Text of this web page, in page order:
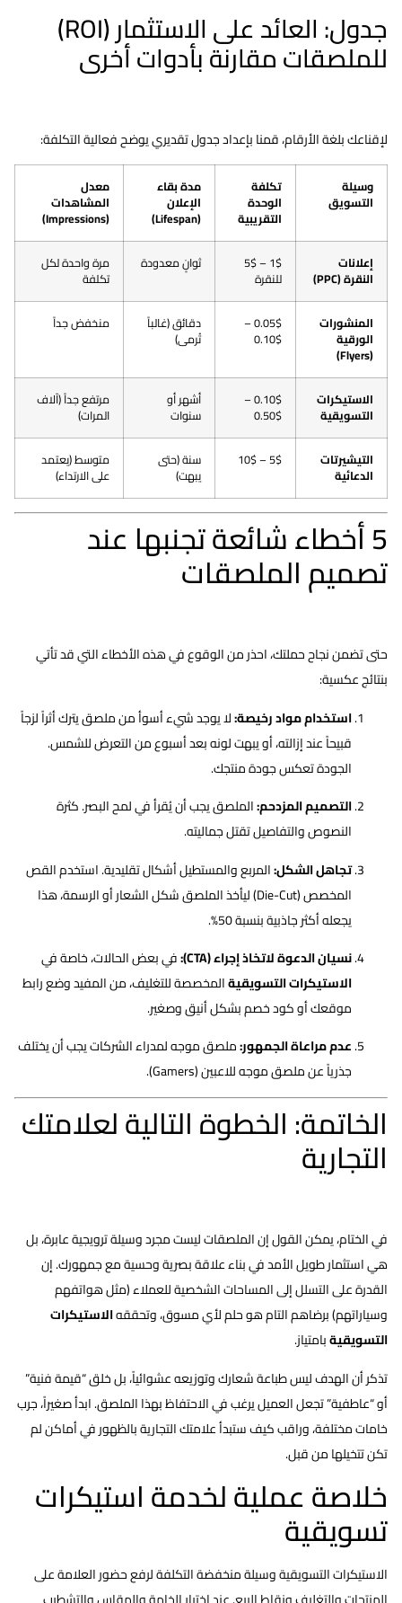
جدول: العائد على الاستثمار (ROI)
للملصقات مقارنة بأدوات أخرى
لإقناعك بلغة الأرقام، قمنا بإعداد جدول تقديري يوضح فعالية التكلفة:
وسيلة
التسويق
تكلفة
الوحدة
التقريبية
مدة بقاء
الإعلان
(Lifespan)
معدل
المشاهدات
(Impressions)
إعلانات
النقرة (PPC)
1$ – 5$
للنقرة
ثوانٍ معدودة مرة واحدة لكل
تكلفة
المنشورات
الورقية
(Flyers)
0.05$ –
0.10$
دقائق (غالباً
تُرمى)
منخفض جداً
اﻻﺳﺘﻴﻜﺮات
التسويقية
0.10$ –
0.50$
أشهر أو
سنوات
مرتفع جداً (آلاف
المرات)
التيشيرتات
الدعائية
5$ – 10$ سنة (حتى
يبهت)
متوسط (يعتمد
على الارتداء)
5 أخطاء شائعة تجنبها عند
تصميم الملصقات
حتى تضمن نجاح حملتك، احذر من الوقوع في هذه الأخطاء التي قد تأتي
بنتائج عكسية:
استخدام مواد رخيصة:لا يوجد شيء أسوأ من ملصق يترك أثراً لزجاً
قبيحاً عند إزالته، أو يبهت لونه بعد أسبوع من التعرض للشمس.
الجودة تعكس جودة منتجك.
التصميم المزدحم:الملصق يجب أن يُقرأ في لمح البصر. كثرة
النصوص والتفاصيل تقتل جماليته.
تجاهل الشكل:المربع والمستطيل أشكال تقليدية. استخدم القص
المخصص (Die-Cut) ليأخذ الملصق شكل الشعار أو الرسمة، هذا
يجعله أكثر جاذبية بنسبة 50%.
نسيان الدعوة لاتخاذ إجراء (CTA):
في بعض الحالات، خاصة في
اﻻﺳﺘﻴﻜﺮات التسويقيةالمخصصة للتغليف، من المفيد وضع رابط
موقعك أو كود خصم بشكل أنيق وصغير.
عدم مراعاة الجمهور:ملصق موجه لمدراء الشركات يجب أن يختلف
جذرياً عن ملصق موجه للاعبين (Gamers).
الخاتمة: الخطوة التالية لعلامتك
التجارية
في الختام، يمكن القول إن الملصقات ليست مجرد وسيلة ترويجية عابرة، بل
هي استثمار طويل الأمد في بناء علاقة بصرية وحسية مع جمهورك. إن
القدرة على التسلل إلى المساحات الشخصية للعملاء (مثل هواتفهم
وسياراتهم) برضاهم التام هو حلم لأي مسوق، وتحققهاﻻﺳﺘﻴﻜﺮات
التسويقيةبامتياز.
تذكر أن الهدف ليس طباعة شعارك وتوزيعه عشوائياً، بل خلق “قيمة فنية”
أو “عاطفية” تجعل العميل يرغب في الاحتفاظ بهذا الملصق. ابدأ صغيراً، جرب
خامات مختلفة، وراقب كيف ستبدأ علامتك التجارية بالظهور في أماكن لم
تكن تتخيلها من قبل.
خلاصة عملية لخدمة استيكرات
تسويقية
الاستيكرات التسويقية وسيلة منخفضة التكلفة لرفع حضور العلامة على